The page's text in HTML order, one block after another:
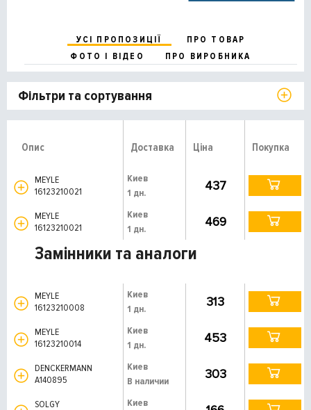
УСІ ПРОПОЗИЦІЇ
ПРО ТОВАР
ФОТО І ВІДЕО
ПРО ВИРОБНИКА
Фільтри та сортування
Опис Доставка Ціна Покупка
MEYLE
16123210021
Киев
1 дн.
437
MEYLE
16123210021
Киев
1 дн.
469
Замінники та аналоги
MEYLE
16123210008
Киев
1 дн.
313
MEYLE
16123210014
Киев
1 дн.
453
DENCKERMANN
A140895
Киев
В наличии
303
SOLGY
Киев